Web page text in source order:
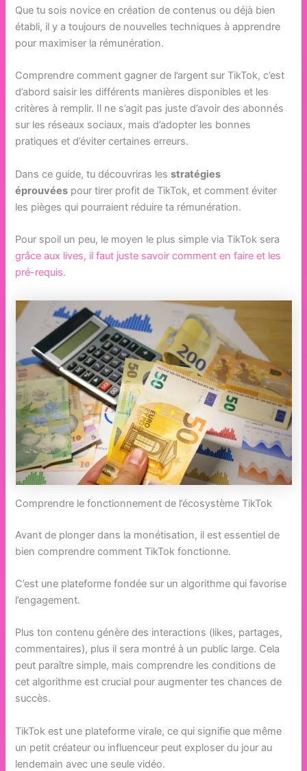
Que tu sois novice en création de contenus ou déjà bien
établi, il y a toujours de nouvelles techniques à apprendre
pour maximiser la rémunération.
Comprendre comment gagner de l’argent sur TikTok, c’est
d’abord saisir les différents manières disponibles et les
critères à remplir. Il ne s’agit pas juste d’avoir des abonnés
sur les réseaux sociaux, mais d’adopter les bonnes
pratiques et d’éviter certaines erreurs.
Dans ce guide, tu découvriras lesstratégies
éprouvées pour tirer profit de TikTok, et comment éviter
les pièges qui pourraient réduire ta rémunération.
Pour spoil un peu, le moyen le plus simple via TikTok sera
grâce aux lives, il faut juste savoir comment en faire et les
pré-requis.
Comprendre le fonctionnement de l’écosystème TikTok
Avant de plonger dans la monétisation, il est essentiel de
bien comprendre comment TikTok fonctionne.
C’est une plateforme fondée sur un algorithme qui favorise
l’engagement.
Plus ton contenu génère des interactions (likes, partages,
commentaires), plus il sera montré à un public large. Cela
peut paraître simple, mais comprendre les conditions de
cet algorithme est crucial pour augmenter tes chances de
succès.
TikTok est une plateforme virale, ce qui signifie que même
un petit créateur ou influenceur peut exploser du jour au
lendemain avec une seule vidéo.